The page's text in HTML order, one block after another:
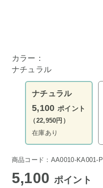
カラー：
ナチュラル
ナチュラル
5,100 ポイント
（22,950円）
在庫あり
商品コード：AA0010-KA001-P
5,100 ポイント